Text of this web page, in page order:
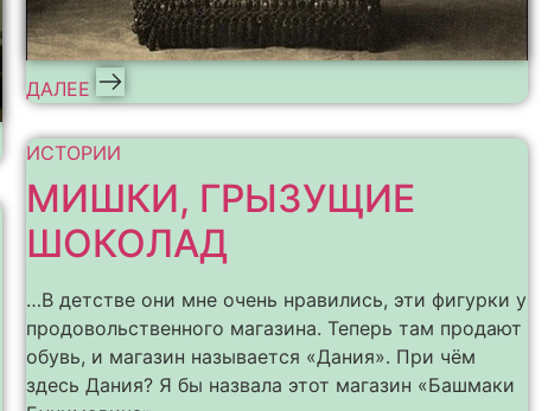
ДАЛЕЕ
ИСТОРИИ
МИШКИ, ГРЫЗУЩИЕ
ШОКОЛАД
…В детстве они мне очень нравились, эти фигурки у
продовольственного магазина. Теперь там продают
обувь, и магазин называется «Дания». При чём
здесь Дания? Я бы назвала этот магазин «Башмаки